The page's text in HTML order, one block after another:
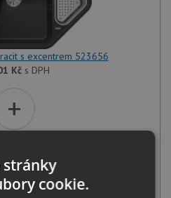
s excentrem 523656
Kč s DPH
+
stránky
cookie.